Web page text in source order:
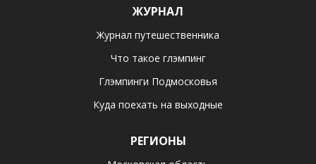
ЖУРНАЛ
Журнал путешественника
Что такое глэмпинг
Глэмпинги Подмосковья
Куда поехать на выходные
РЕГИОНЫ